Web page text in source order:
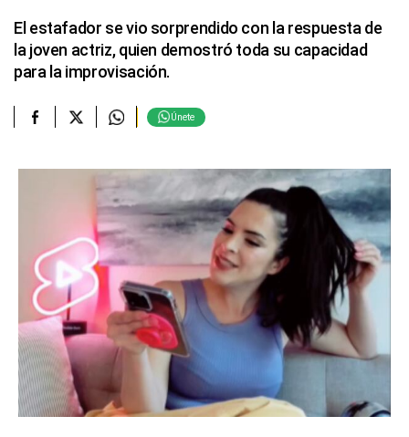
El estafador se vio sorprendido con la respuesta de
la joven actriz, quien demostró toda su capacidad
para la improvisación.
Únete